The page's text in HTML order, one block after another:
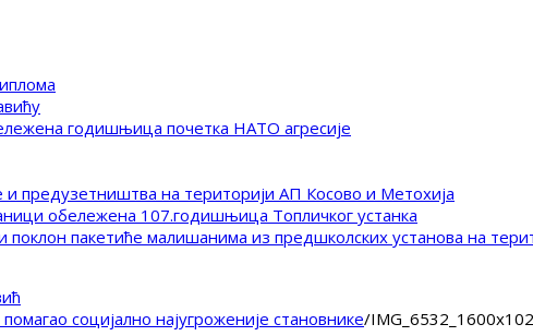
годишњица почетка НАТО агресије
предузетништва на територији АП Косово и Метохија
обележена 107.годишњица Топличког устанка
поклон пакетиће малишанима из предшколских установа на
социјално најугроженије становнике/